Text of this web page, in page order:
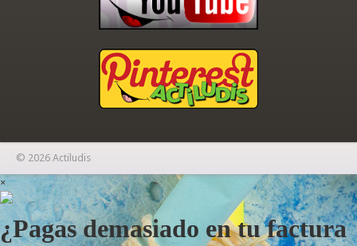
© 2026 Actiludis
×
¿Pagas demasiado en tu factura